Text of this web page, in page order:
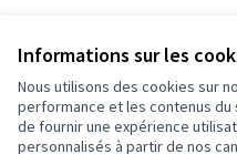
Informations sur les
Nous utilisons des cookies sur
performance et les contenus
de fournir une expérience
personnalisés à partir de nos
Vérifiez
Conditions d'utilisation
Paramètres des cookies